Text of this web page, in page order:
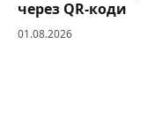
через QR-коди
01.08.2026